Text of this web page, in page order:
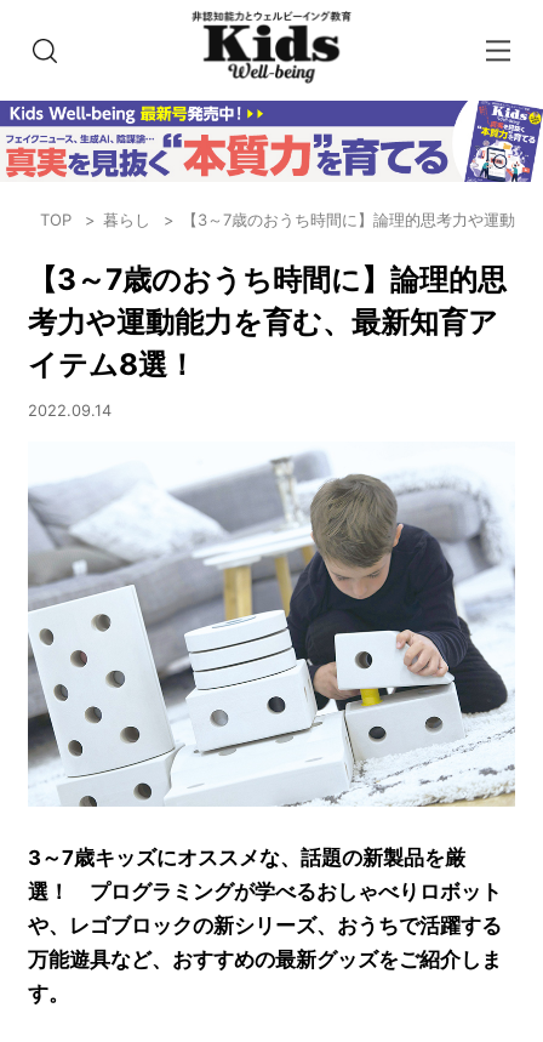
TOP 暮らし 【3～7歳のおうち時間に】論理的思考力や運動
【3～7歳のおうち時間に】論理的思
考力や運動能力を育む、最新知育ア
イテム8選！
2022.09.14
3～7歳キッズにオススメな、話題の新製品を厳
選！ プログラミングが学べるおしゃべりロボット
や、レゴブロックの新シリーズ、おうちで活躍する
万能遊具など、おすすめの最新グッズをご紹介しま
す。